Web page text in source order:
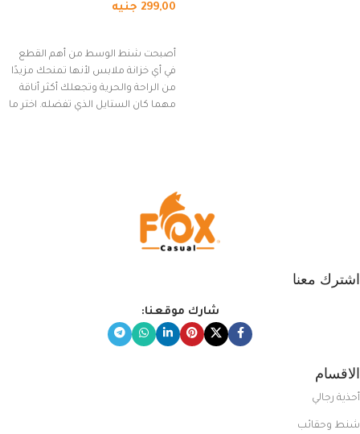
(رمادي)
299,00 جنيه
أصبحت شنط الوسط من أهم القطع
في أي خزانة ملابس لأنها تمنحك مزيدًا
من الراحة والحرية وتجعلك أكثر أناقة
مهما كان الستايل الذي تفضله. اختر ما
اشترك معنا
شارك موقعنا:
الاقسام
أحذية رجالي
شنط وحقائب